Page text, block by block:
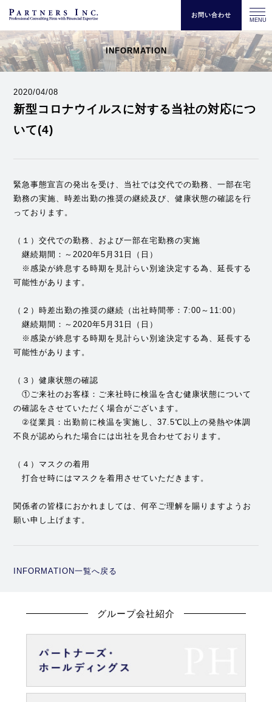
お問い合わせ
INFORMATION
2020/04/08
新型コロナウイルスに対する当社の対応につ
いて(4)
緊急事態宣言の発出を受け、当社では交代での勤務、一部在宅
勤務の実施、時差出勤の推奨の継続及び、健康状態の確認を行
っております。
（１）交代での勤務、および一部在宅勤務の実施
継続期間：～2020年5月31日（日）
※感染が終息する時期を見計らい別途決定する為、延長する
可能性があります。
（２）時差出勤の推奨の継続（出社時間帯：7:00～11:00）
継続期間：～2020年5月31日（日）
※感染が終息する時期を見計らい別途決定する為、延長する
可能性があります。
（３）健康状態の確認
①ご来社のお客様：ご来社時に検温を含む健康状態について
の確認をさせていただく場合がございます。
②従業員：出勤前に検温を実施し、37.5℃以上の発熱や体調
不良が認められた場合には出社を見合わせております。
（４）マスクの着用
打合せ時にはマスクを着用させていただきます。
関係者の皆様におかれましては、何卒ご理解を賜りますようお
願い申し上げます。
INFORMATION一覧へ戻る
グループ会社紹介
MENU